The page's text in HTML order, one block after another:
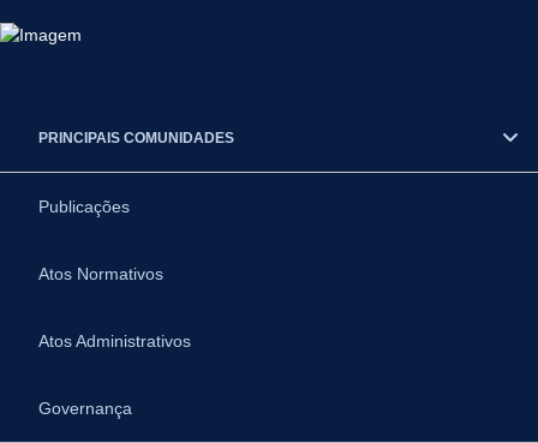
PRINCIPAIS COMUNIDADES
Publicações
Atos Normativos
Atos Administrativos
Governança